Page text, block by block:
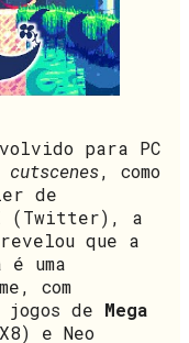
para PC
cutscenes, como
de
(Twitter), a
que a
uma
com
de Mega
e Neo